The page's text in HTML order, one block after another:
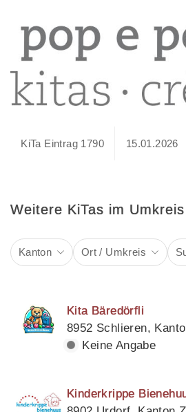
KiTa Eintrag 1790 15.01.2026
Weitere KiTas im
Kanton Ort / Umkreis
Kita Bäredörfli
8952 Schlieren,
Keine Angabe
Kinderkrippe